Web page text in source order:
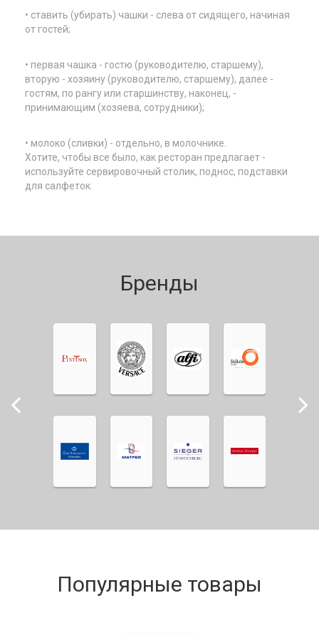
• ставить (убирать) чашки - слева от сидящего, начиная
от гостей;
• первая чашка - гостю (руководителю, старшему),
вторую - хозяину (руководителю, старшему), далее -
гостям, по рангу или старшинству, наконец, -
принимающим (хозяева, сотрудники);
• молоко (сливки) - отдельно, в молочнике.
Хотите, чтобы все было, как ресторан предлагает -
используйте сервировочный столик, поднос, подставки
для салфеток.
Бренды
Популярные товары